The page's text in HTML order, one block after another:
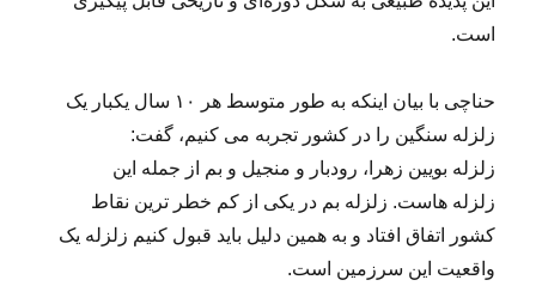
است.
حناچی با بیان اینکه به طور متوسط هر ۱۰ سال یکبار یک
زلزله سنگین را در کشور تجربه می کنیم، گفت:
زلزله بویین زهرا، رودبار و منجیل و بم از جمله این
زلزله هاست. زلزله بم در یکی از کم خطر ترین نقاط
کشور اتفاق افتاد و به همین دلیل باید قبول کنیم زلزله یک
واقعیت این سرزمین است.